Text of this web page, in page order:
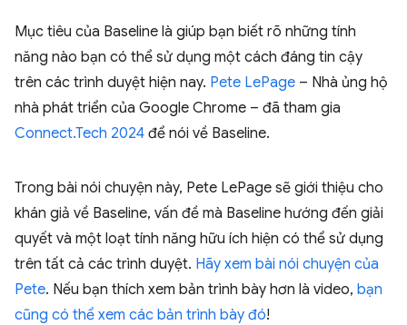
Mục tiêu của Baseline là giúp bạn biết rõ những tính
năng nào bạn có thể sử dụng một cách đáng tin cậy
trên các trình duyệt hiện nay. Pete LePage – Nhà ủng hộ
nhà phát triển của Google Chrome – đã tham gia
Connect.Tech 2024 để nói về Baseline.
Trong bài nói chuyện này, Pete LePage sẽ giới thiệu cho
khán giả về Baseline, vấn đề mà Baseline hướng đến giải
quyết và một loạt tính năng hữu ích hiện có thể sử dụng
trên tất cả các trình duyệt. Hãy xem bài nói chuyện của
Pete. Nếu bạn thích xem bản trình bày hơn là video, bạn
cũng có thể xem các bản trình bày đó!